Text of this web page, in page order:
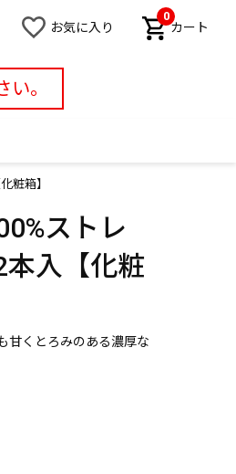
お気に入り カート
0
。
粧箱】
ストレ
入【化粧
甘くとろみのある濃厚な